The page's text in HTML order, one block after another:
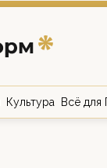
Культура Всё для